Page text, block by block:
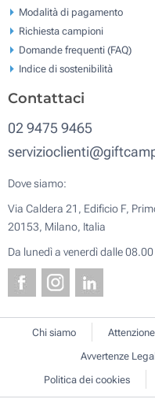
Modalità di pagamento
Richiesta campioni
Domande frequenti (FAQ)
Indice di sostenibilità
Contattaci
02 9475 9465
Dove siamo:
Via Caldera 21, Edificio F,
20153, Milano, Italia
Da lunedì a venerdì dalle
Chi siamo
Avvertenze
Politica dei cookies